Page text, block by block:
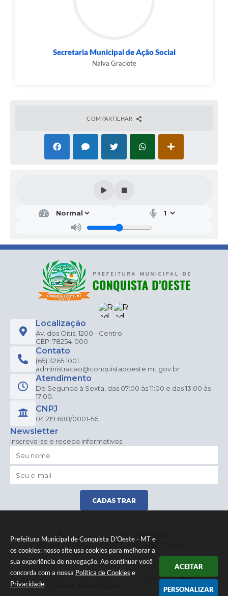
Prefeitura Municipal de Conquista D'Oeste - MT e
os cookies: nosso site usa cookies para melhorar a
sua experiência de navegação. Ao continuar você
concorda com a nossa Política de Cookies e
Privacidade.
ACEITAR
PERSONALIZAR
Secretaria Municipal de Ação Social
Nalva Graciote
COMPARTILHAR
Localização
Av. dos Oitis, 1200 - Centro
CEP: 78254-000
Contato
(65) 3265 1001
administracao@conquistadoeste.mt.gov.br
Atendimento
De Segunda à Sexta, das 07:00 às 11:00 e das 13:00 às
17:00.
CNPJ
04.219.688/0001-56
Newsletter
Inscreva-se e receba informativos
CADASTRAR
Versão do Sistema:3.5.3 - 19/06/2026
Portal atualizado em:
© Copyright Instar - 2006-2026. Todos os direitos
reservados -